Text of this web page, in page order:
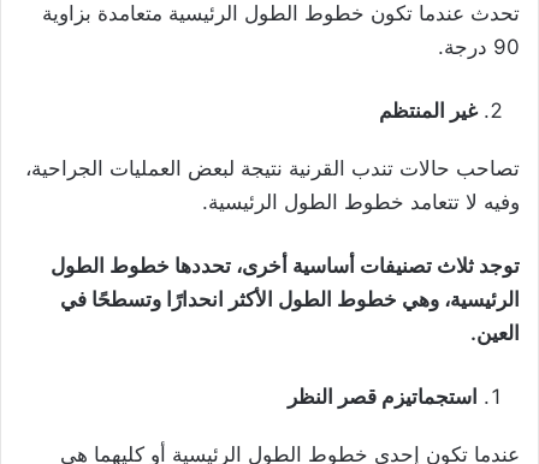
تحدث عندما تكون خطوط الطول الرئيسية متعامدة بزاوية
90 درجة.
غير المنتظم
تصاحب حالات تندب القرنية نتيجة لبعض العمليات الجراحية،
وفيه لا تتعامد خطوط الطول الرئيسية.
توجد ثلاث تصنيفات أساسية أخرى، تحددها خطوط الطول
الرئيسية، وهي خطوط الطول الأكثر انحدارًا وتسطحًا في
العين.
استجماتيزم قصر النظر
عندما تكون إحدي خطوط الطول الرئيسية أو كليهما هي